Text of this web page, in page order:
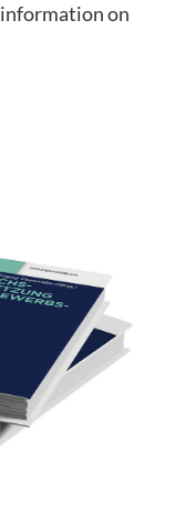
on